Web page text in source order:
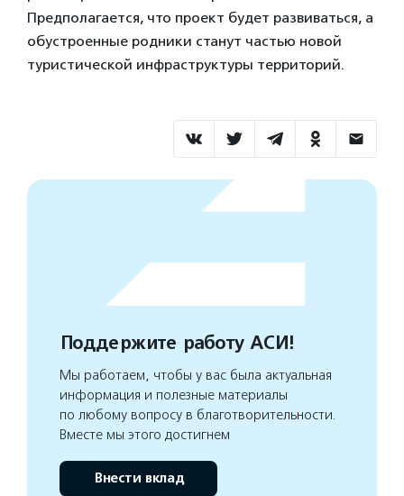
Предполагается, что проект будет развиваться, а
обустроенные родники станут частью новой
туристической инфраструктуры территорий.
Поддержите работу АСИ!
Мы работаем, чтобы у вас была актуальная
информация и полезные материалы
по любому вопросу в благотворительности.
Вместе мы этого достигнем
Внести вклад